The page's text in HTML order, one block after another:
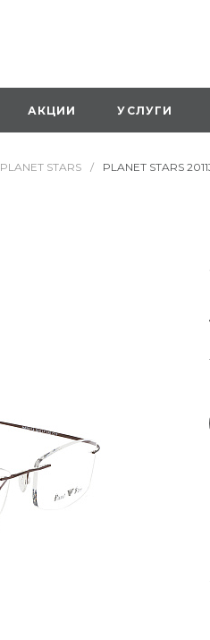
АКЦИИ УСЛУГИ
PLANET STARS / PLANET STARS